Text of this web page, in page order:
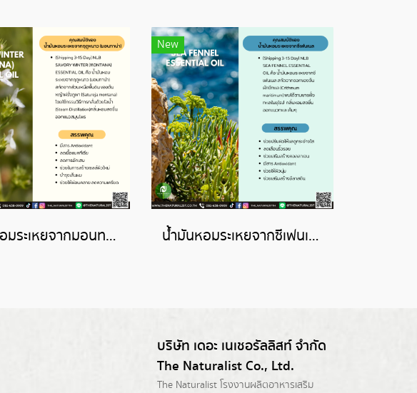
น้ำมันหอมระเหยจากมอนทาน่า-MONTANA ESSENTIAL OIL
New
น้ำมันหอมระเหยจากซีเฟนเนล-SEA FENNEL ESSENTIAL OIL
บริษัท เดอะ เนเชอรัลลิสท์ จำกัด
The Naturalist Co., Ltd.
The Naturalist โรงงานผลิตอาหารเสริม